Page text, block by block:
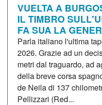
VUELTA A
IL TIMBRO
FA SUA LA
Parla italiano l'ultima
2026. Grazie ad un
metri dal traguardo, ad
della breve corsa
de Neila di 137
Pellizzari (Red...